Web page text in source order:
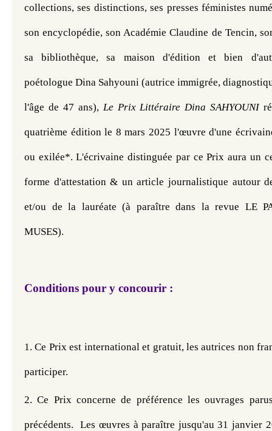
collections, ses distinctions, ses presses féministes
son encyclopédie, son Académie Claudine de Tencin,
sa bibliothèque, sa maison d'édition et bien
poétologue Dina Sahyouni (autrice immigrée,
l'âge de 47 ans), Le Prix Littéraire Dina SAHYOUNI
quatrième édition le 8 mars 2025 l'œuvre d'une
ou exilée*. L'écrivaine distinguée par ce Prix aura un
forme d'attestation & un article journalistique autour
et/ou de la lauréate (à paraître dans la revue LE
MUSES).
Conditions pour y concourir :
1. Ce Prix est international et gratuit, les autrices non
participer.
2. Ce Prix concerne de préférence les ouvrages
précédents. Les œuvres à paraître jusqu'au 31 janvier